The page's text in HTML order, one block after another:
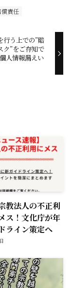
i
n
償責任
行う上での”賠
ク”をご存知で
人情報漏えい
教法人の不正利
ス！文化庁が年
ライン策定へ